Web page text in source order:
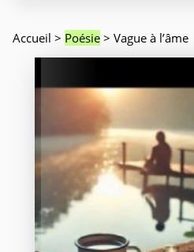
Accueil > Poésie > Vague à l’âme